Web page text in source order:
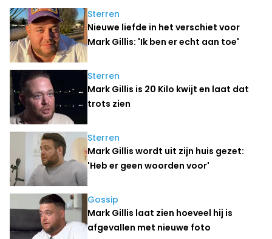
Sterren
Nieuwe liefde in het verschiet voor
Mark Gillis: 'Ik ben er echt aan toe'
Sterren
Mark Gillis is 20 Kilo kwijt en laat dat
trots zien
Sterren
Mark Gillis wordt uit zijn huis gezet:
'Heb er geen woorden voor'
Gossip
Mark Gillis laat zien hoeveel hij is
afgevallen met nieuwe foto